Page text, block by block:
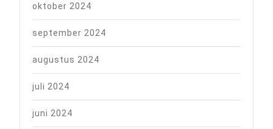
oktober 2024
september 2024
augustus 2024
juli 2024
juni 2024